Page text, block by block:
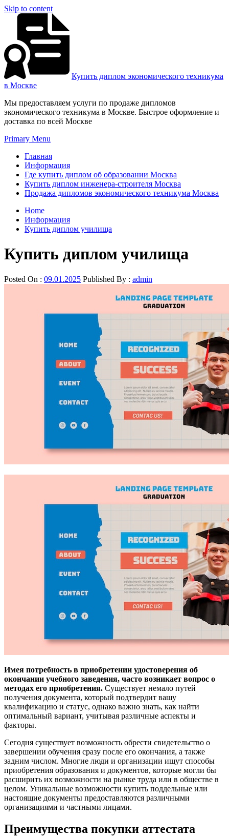
Skip to content
Купить диплом экономического техникума
в Москве
Мы предоставляем услуги по продаже дипломов
экономического техникума в Москве. Быстрое оформление и
доставка по всей Москве
Primary Menu
Главная
Информация
Где купить диплом об образовании Москва
Купить диплом инженера-строителя Москва
Продажа дипломов экономического техникума Москва
Home
Информация
Купить диплом училища
Купить диплом училища
Posted On : 09.01.2025 Published By : admin
Имея потребность в приобретении удостоверения об
окончании учебного заведения, часто возникает вопрос о
методах его приобретения. Существует немало путей
получения документа, который подтвердит вашу
квалификацию и статус, однако важно знать, как найти
оптимальный вариант, учитывая различные аспекты и
факторы.
Сегодня существует возможность обрести свидетельство о
завершении обучения сразу после его окончания, а также
задним числом. Многие люди и организации ищут способы
приобретения образования и документов, которые могли бы
расширить их возможности на рынке труда или в обществе в
целом. Уникальные возможности купить поддельные или
настоящие документы предоставляются различными
организациями и частными лицами.
Преимущества покупки аттестата